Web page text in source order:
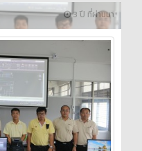
3 ปี ที่ผ่านมา